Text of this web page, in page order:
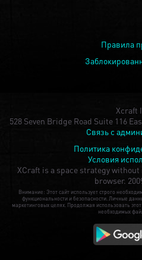
Правила
Xcraft
528 Seven Bridge Road Suite 116
Связь с
Политика
Условия
XCraft is a space strategy
browser.
Внимание: Этот сайт использует строго
функциональности и безопасности. Личные
маркетинговых целях. Продолжая использовать
необходимых